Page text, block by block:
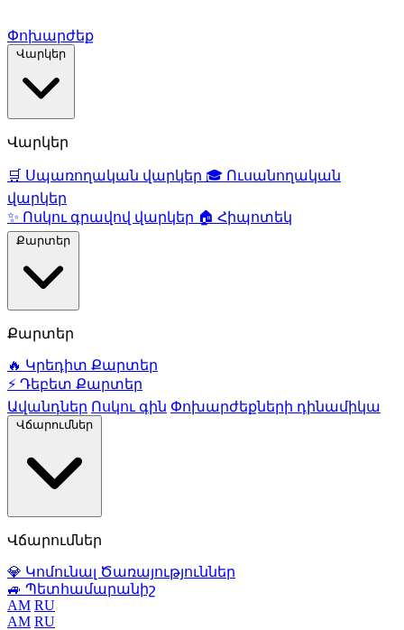
Փոխարժեք
Վարկեր
Վարկեր
🛒 Սպառողական վարկեր 🎓 Ուսանողական
վարկեր
✨ Ոսկու գրավով վարկեր 🏠 Հիպոտեկ
Քարտեր
Քարտեր
🔥 Կրեդիտ Քարտեր
⚡ Դեբետ Քարտեր
Ավանդներ Ոսկու գին Փոխարժեքների դինամիկա
Վճարումներ
Վճարումներ
💎 Կոմունալ Ծառայություններ
🚙 Պետհամարանիշ
AM RU
AM RU